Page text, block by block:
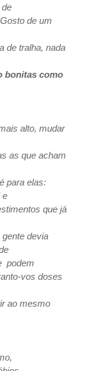
de
de um
de tralha, nada
bonitas como
alto, mudar
as que acham
para elas:
e
que já
devia
podem
vos doses
ao mesmo